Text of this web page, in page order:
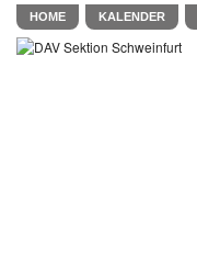
HOME KALENDER